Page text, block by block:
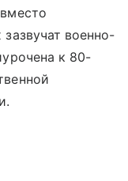
военно-
к 80-